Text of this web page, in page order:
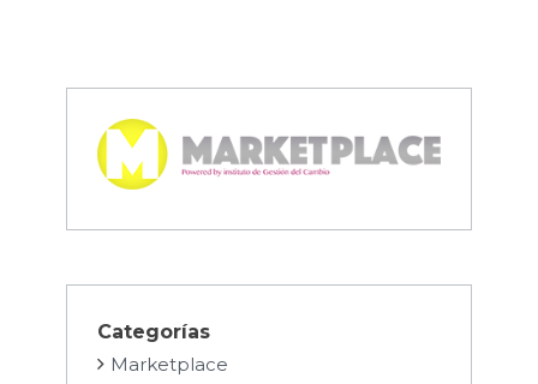
Categorías
Marketplace